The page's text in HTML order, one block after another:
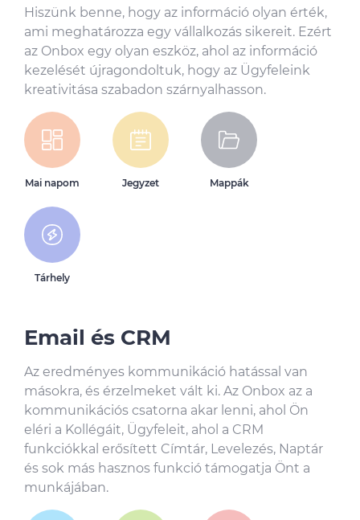
Hiszünk benne, hogy az információ olyan érték,
ami meghatározza egy vállalkozás sikereit. Ezért
az Onbox egy olyan eszköz, ahol az információ
kezelését újragondoltuk, hogy az Ügyfeleink
kreativitása szabadon szárnyalhasson.
Mai napom Jegyzet Mappák
Tárhely
Email és CRM
Az eredményes kommunikáció hatással van
másokra, és érzelmeket vált ki. Az Onbox az a
kommunikációs csatorna akar lenni, ahol Ön
eléri a Kollégáit, Ügyfeleit, ahol a CRM
funkciókkal erősített Címtár, Levelezés, Naptár
és sok más hasznos funkció támogatja Önt a
munkájában.